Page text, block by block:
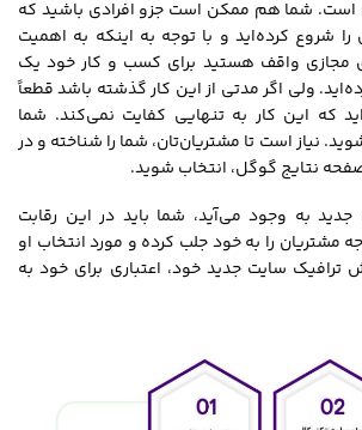
است. شما هم ممکن است جزو افرادی باشید که
شروع کرده‌اید و با توجه به اینکه به اهمیت
مجازی واقف هستید برای کسب و کار خود یک
ولی اگر مدتی از این کار گذشته باشد قطعاً
که این کار به تنهایی کفایت نمی‌کند. شما
نیاز است تا مشتریان‌تان، شما را شناخته و در
نتایج گوگل، انتخاب شوید.
سایت جدید به وجود می‌آید، شما باید در این رقابت
مشتریان را به خود جلب کرده و مورد انتخاب او
ترافیک سایت جدید خود، اعتباری برای خود به